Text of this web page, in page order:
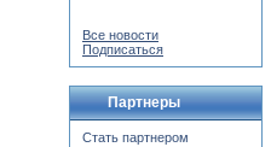
Все новости
Подписаться
Партнеры
Стать партнером